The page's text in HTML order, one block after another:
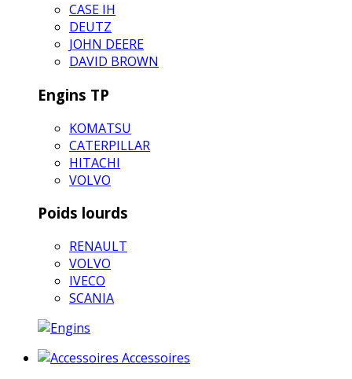
CASE IH
DEUTZ
JOHN DEERE
DAVID BROWN
Engins TP
KOMATSU
CATERPILLAR
HITACHI
VOLVO
Poids lourds
RENAULT
VOLVO
IVECO
SCANIA
Accessoires